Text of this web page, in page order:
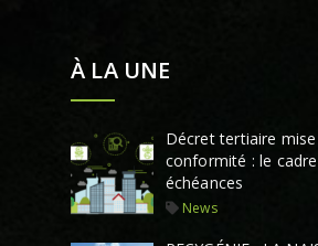
À LA UNE
Décret tertiaire
conformité : le
échéances
News